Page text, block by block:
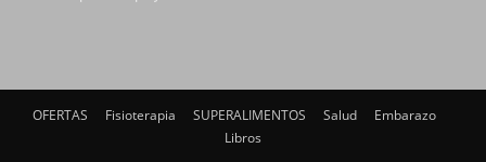
OFERTAS Fisioterapia SUPERALIMENTOS Salud
Embarazo
Libros